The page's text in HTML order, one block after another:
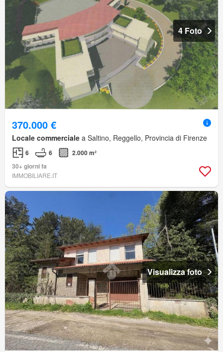
4 Foto
370.000 €
Locale commerciale a Saltino, Reggello, Provincia di Firenze
6 6
2.000 m²
30+ giorni fa
IMMOBILIARE.IT
Visualizza foto